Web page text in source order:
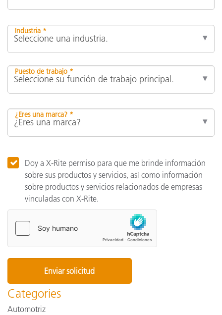
Industria *
Puesto de trabajo *
¿Eres una marca? *
Doy a X-Rite permiso para que me brinde información
sobre sus productos y servicios, así como información
sobre productos y servicios relacionados de empresas
vinculadas con X-Rite.
Categories
Automotriz